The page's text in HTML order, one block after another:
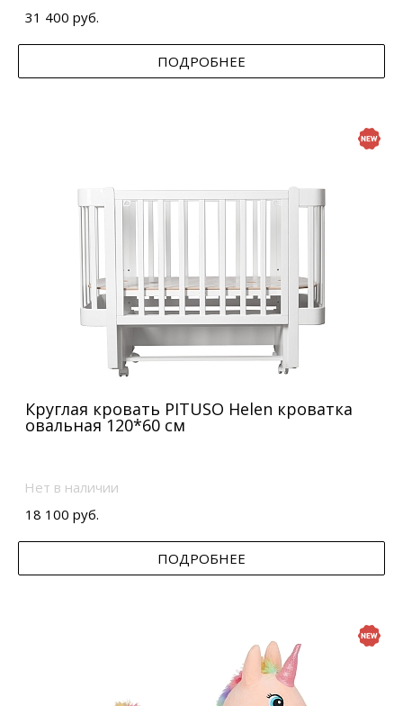
31 400 руб.
ПОДРОБНЕЕ
Круглая кровать PITUSO Helen кроватка
овальная 120*60 см
Нет в наличии
18 100 руб.
ПОДРОБНЕЕ